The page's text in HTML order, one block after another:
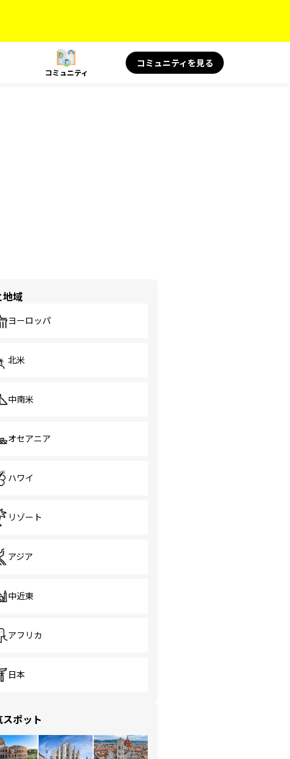
コミュニティ
コミュニティを見る
地域
ヨーロッパ
北米
中南米
オセアニア
ハワイ
リゾート
アジア
中近東
アフリカ
日本
ポット